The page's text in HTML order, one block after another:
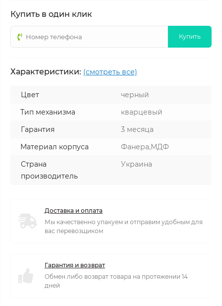
Купить в один клик
Купить
Характеристики: (смотреть все)
Цвет
черный
Тип механизма
кварцевый
Гарантия
3 месяца
Материал корпуса
Фанера,МДФ
Страна
производитель
Украина
Доставка и оплата
Мы качественно упакуем и отправим удобным для
вас перевозщиком
Гарантия и возврат
Обмен либо возврат товара на протяжении 14
дней